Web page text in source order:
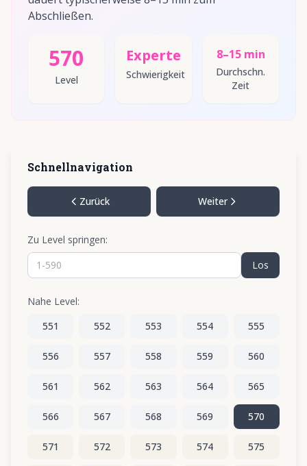
Abschließen.
570
Level
Experte
Schwierigkeit
8–15 min
Durchschn.
Zeit
Schnellnavigation
Zurück Weiter
Zu Level springen:
Los
Nahe Level:
551
552 553 554 555
556 557 558 559 560
561 562 563 564 565
566 567 568 569 570
571 572 573 574 575